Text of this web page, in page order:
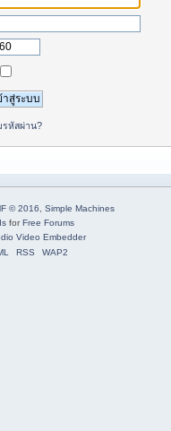
รหัสผ่าน?
© 2016
Simple Machines
forFree Forums
Video Embedder
RSS WAP2